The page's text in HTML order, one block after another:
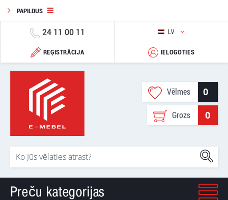
PAPILDUS
24 11 00 11 LV
REĢISTRĀCIJA IELOGOTIES
Vēlmes 0
Grozs 0
Preču kategorijas